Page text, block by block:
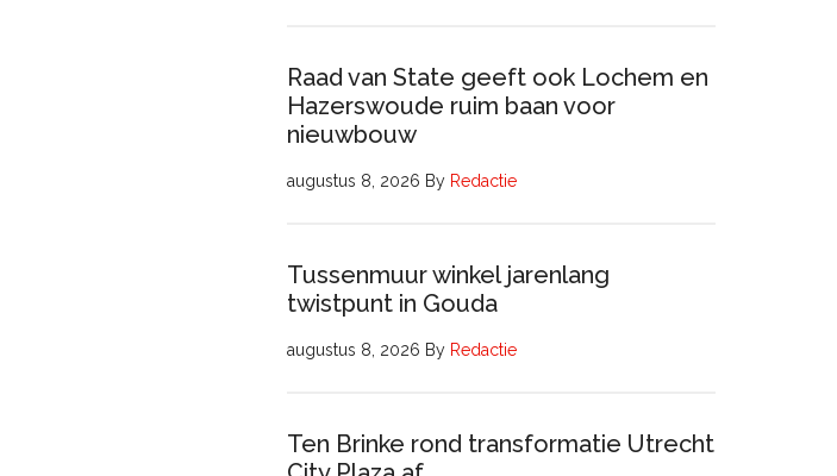
Raad van State geeft ook Lochem en
Hazerswoude ruim baan voor
nieuwbouw
augustus 8, 2026 By Redactie
Tussenmuur winkel jarenlang
twistpunt in Gouda
augustus 8, 2026 By Redactie
Ten Brinke rond transformatie Utrecht